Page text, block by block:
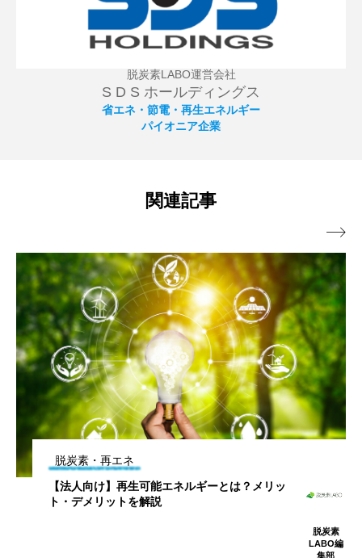
長を狙った事業の効率化にも役立ちます。
脱炭素LABO運営会社
S D S ホールディングス
省エネ・節電・再生エネルギー
パイオニア企業
関連記事
脱炭素・再エネ
【法人向け】再生可能エネルギーとは？メリッ
ト・デメリットを解説
脱炭素
LABO編
集部
